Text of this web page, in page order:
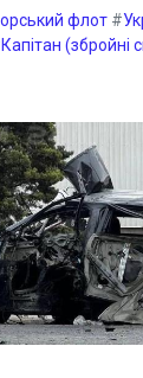
флот #
Капітан (збройні